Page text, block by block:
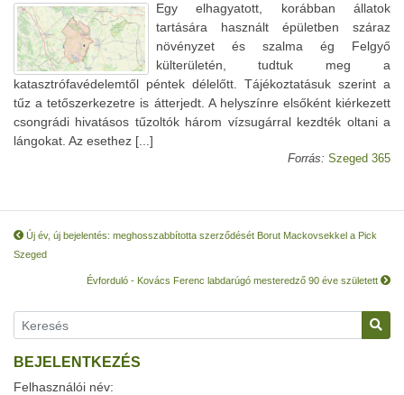
Egy elhagyatott, korábban állatok
tartására használt épületben száraz
növényzet és szalma ég Felgyő
külterületén, tudtuk meg a
katasztrófavédelemtől péntek délelőtt. Tájékoztatásuk szerint a
tűz a tetőszerkezetre is átterjedt. A helyszínre elsőként kiérkezett
csongrádi hivatásos tűzoltók három vízsugárral kezdték oltani a
lángokat. Az esethez [...]
Forrás: Szeged 365
Új év, új bejelentés: meghosszabbította szerződését Borut Mackovsekkel a Pick
Szeged
Évforduló - Kovács Ferenc labdarúgó mesteredző 90 éve született
BEJELENTKEZÉS
Felhasználói név: